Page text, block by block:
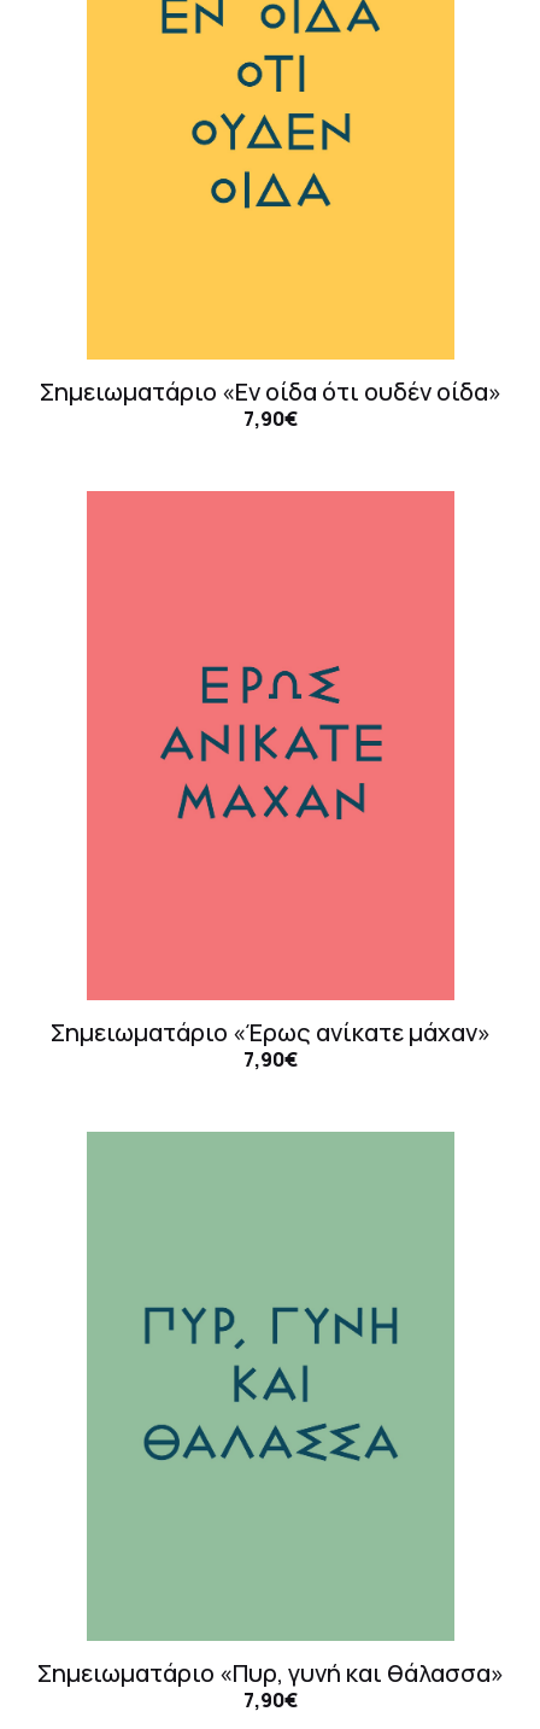
Σημειωματάριο «Εν οίδα ότι ουδέν οίδα»
7,90€
Σημειωματάριο «Έρως ανίκατε μάχαν»
7,90€
Σημειωματάριο «Πυρ, γυνή και θάλασσα»
7,90€